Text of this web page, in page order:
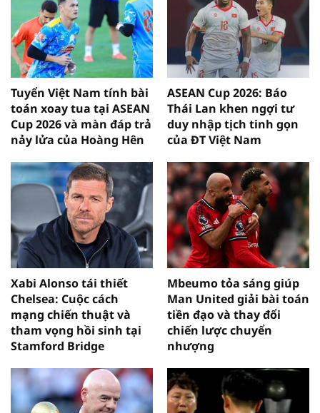
Tuyển Việt Nam tính bài
toán xoay tua tại ASEAN
Cup 2026 và màn đáp trả
nảy lửa của Hoàng Hên
ASEAN Cup 2026: Báo
Thái Lan khen ngợi tư
duy nhập tịch tinh gọn
của ĐT Việt Nam
Xabi Alonso tái thiết
Chelsea: Cuộc cách
mạng chiến thuật và
tham vọng hồi sinh tại
Stamford Bridge
Mbeumo tỏa sáng giúp
Man United giải bài toán
tiền đạo và thay đổi
chiến lược chuyển
nhượng